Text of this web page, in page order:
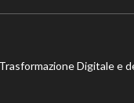
Digitale e